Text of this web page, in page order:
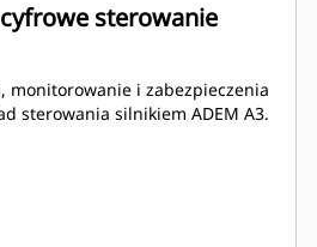
sterowanie
monitorowanie i zabezpieczenia
sterowania silnikiem ADEM A3.